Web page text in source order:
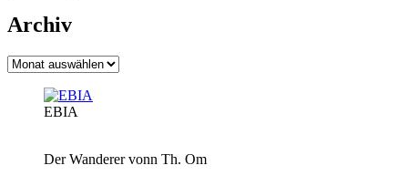
Archiv
Archiv
EBIA
Der Wanderer vonn Th. Om